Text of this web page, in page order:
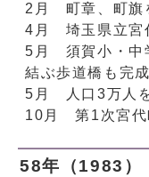
2月 町章、町旗
4月 埼玉県立宮
5月 須賀小・中
結ぶ歩道橋も完成
5月 人口3万人を
10月 第1次宮代
58年（1983）